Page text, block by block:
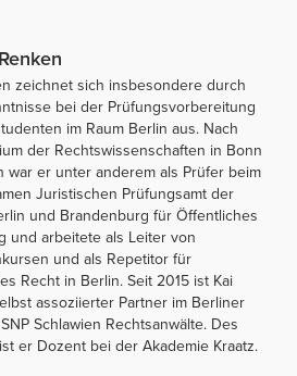
zeichnet sich insbesondere durch
bei der Prüfungsvorbereitung
im Raum Berlin aus. Nach
der Rechtswissenschaften in Bonn
war er unter anderem als Prüfer beim
Juristischen Prüfungsamt der
und Brandenburg für Öffentliches
und arbeitete als Leiter von
und als Repetitor für
Recht in Berlin. Seit 2015 ist Kai
assoziierter Partner im Berliner
Schlawien Rechtsanwälte. Des
er Dozent bei der Akademie Kraatz.